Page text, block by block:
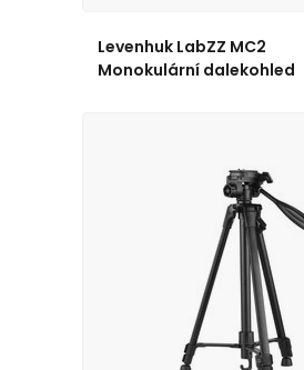
Levenhuk LabZZ MC2
Monokulární dalekohled